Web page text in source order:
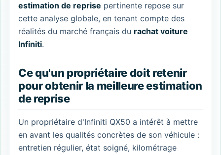
estimation de reprise pertinente repose sur
cette analyse globale, en tenant compte des
réalités du marché français du rachat voiture
Infiniti.
Ce qu'un propriétaire doit retenir
pour obtenir la meilleure estimation
de reprise
Un propriétaire d'Infiniti QX50 a intérêt à mettre
en avant les qualités concrètes de son véhicule :
entretien régulier, état soigné, kilométrage